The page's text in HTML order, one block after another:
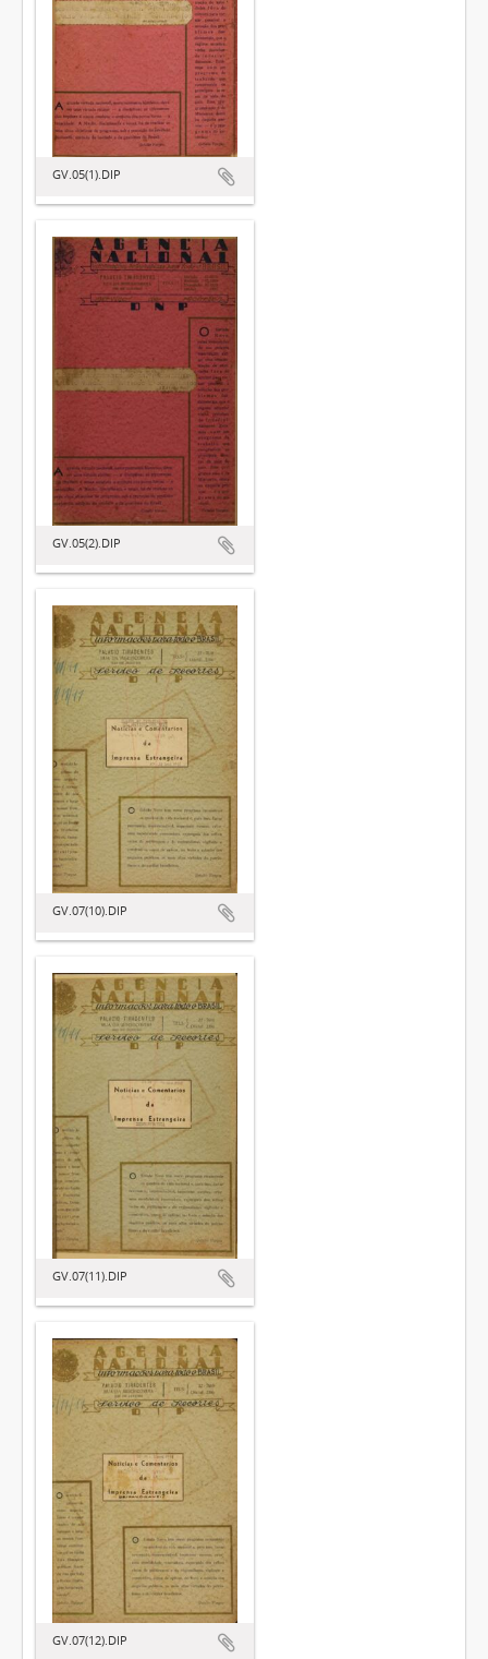
GV.05(1).DIP
GV.05(2).DIP
GV.07(10).DIP
GV.07(11).DIP
GV.07(12).DIP